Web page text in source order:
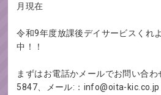
月現在
令和9年度放課後デイサービスくれ
中！！
まずはお電話かメールでお問い合
5847、メール:：info@oita-kic.co.jp